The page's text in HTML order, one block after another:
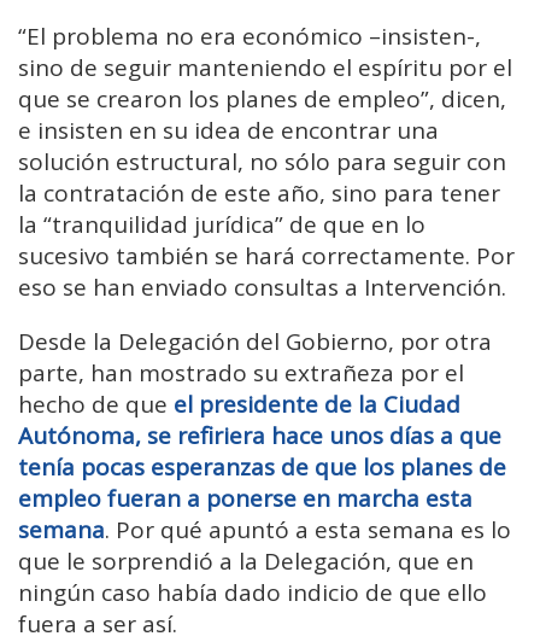
“El problema no era económico –insisten-,
sino de seguir manteniendo el espíritu por el
que se crearon los planes de empleo”, dicen,
e insisten en su idea de encontrar una
solución estructural, no sólo para seguir con
la contratación de este año, sino para tener
la “tranquilidad jurídica” de que en lo
sucesivo también se hará correctamente. Por
eso se han enviado consultas a Intervención.
Desde la Delegación del Gobierno, por otra
parte, han mostrado su extrañeza por el
hecho de que el presidente de la Ciudad
Autónoma, se refiriera hace unos días a que
tenía pocas esperanzas de que los planes de
empleo fueran a ponerse en marcha esta
semana. Por qué apuntó a esta semana es lo
que le sorprendió a la Delegación, que en
ningún caso había dado indicio de que ello
fuera a ser así.